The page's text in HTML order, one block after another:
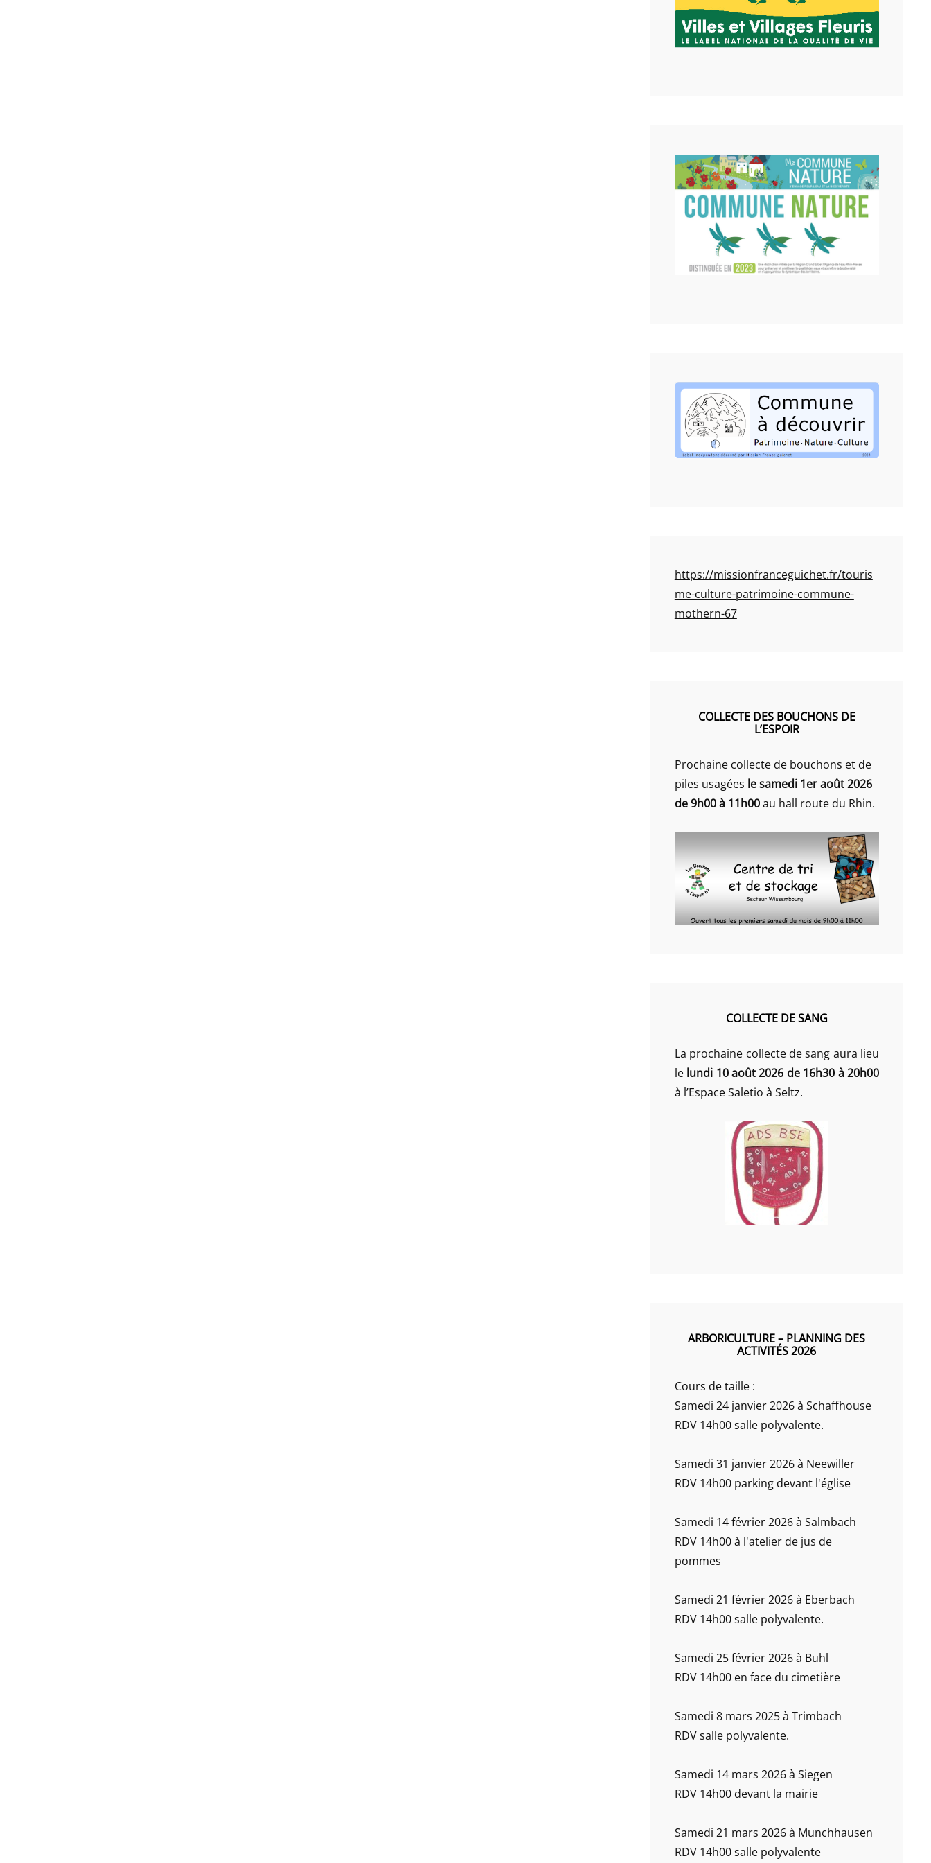
https://missionfranceguichet.fr/touris
me-culture-patrimoine-commune-
mothern-67
COLLECTE DES BOUCHONS DE
L’ESPOIR
Prochaine collecte de bouchons et de
piles usagées le samedi 1er août 2026
de 9h00 à 11h00au hall route du Rhin.
COLLECTE DE SANG
La prochaine collecte de sang aura lieu
le lundi 10 août 2026 de 16h30 à 20h00
à l’Espace Saletio à Seltz.
ARBORICULTURE – PLANNING DES
ACTIVITÉS 2026
Cours de taille :
Samedi 24 janvier 2026 à Schaffhouse
RDV 14h00 salle polyvalente.
Samedi 31 janvier 2026 à Neewiller
RDV 14h00 parking devant l'église
Samedi 14 février 2026 à Salmbach
RDV 14h00 à l'atelier de jus de
pommes
Samedi 21 février 2026 à Eberbach
RDV 14h00 salle polyvalente.
Samedi 25 février 2026 à Buhl
RDV 14h00 en face du cimetière
Samedi 8 mars 2025 à Trimbach
RDV salle polyvalente.
Samedi 14 mars 2026 à Siegen
RDV 14h00 devant la mairie
Samedi 21 mars 2026 à Munchhausen
RDV 14h00 salle polyvalente